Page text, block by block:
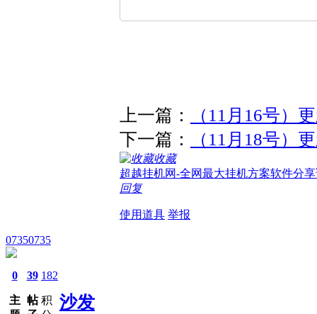
上一篇：
（11月16号）
下一篇：
（11月18号）
收藏
超越挂机网-全网最大挂机方案软件分
回复
使用道具 举报
07350735
0
主
39
帖
182
积
沙发